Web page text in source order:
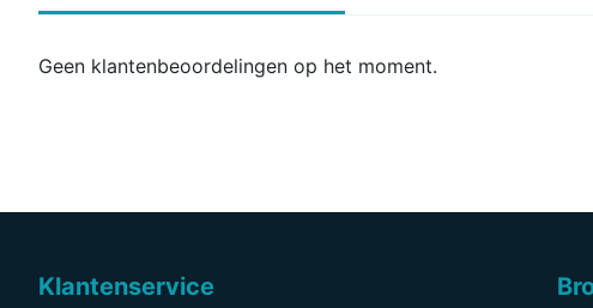
Geen klantenbeoordelingen op het moment.
Klantenservice